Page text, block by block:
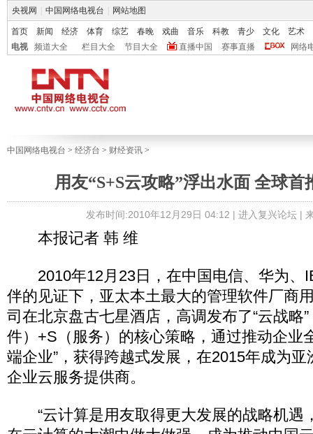
央视网 中国网络电视台 网站地图
首页 新闻 经济 体育 综艺 春晚 戏曲 音乐 科教 青少 文化
艺术
电视
频道大全 栏目大全 节目大全 直播中国 赛事直播 网络
中国网络电视台 > 经济台 > 财经资讯 >
用友“S+S云攻略”浮出水面 全球首
发布时间:2010年12月29日 04:12 | 进入复兴论坛|
本报记者 韩 维
2010年12月23日，在中国电信、华为、
伴的见证下，亚太本土最大的管理软件厂商
司在北京盘古七星酒店，高调发布了“云战略
件）+S（服务）的核心策略，通过推动企业
端企业”，获得跨越式发展，在2015年成为
企业云服务提供商。
“云计算是用友取得更大发展的战略机遇